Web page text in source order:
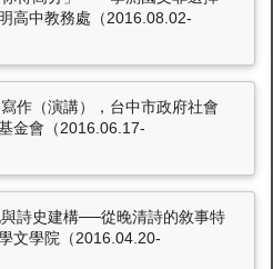
高中教務處（2016.08.02-
作（演講），台中市政府社會
金會（2016.06.17-
詩史建構──從晚清詩的敘事特
文學院（2016.04.20-